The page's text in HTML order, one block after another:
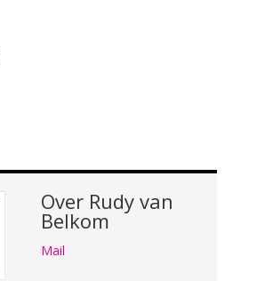
Over Rudy van
Belkom
Mail